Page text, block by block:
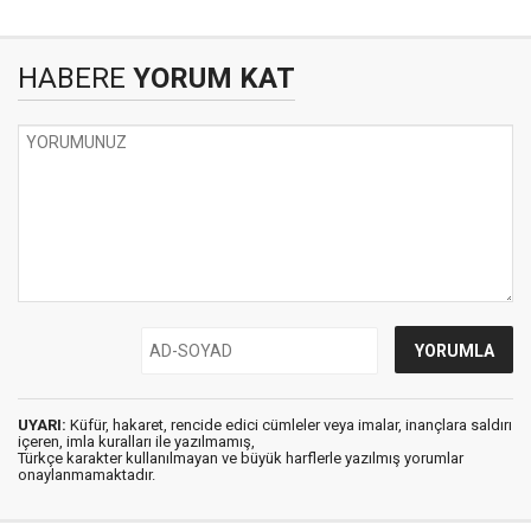
HABERE YORUM KAT
UYARI: Küfür, hakaret, rencide edici cümleler veya imalar, inançlara saldırı
içeren, imla kuralları ile yazılmamış,
Türkçe karakter kullanılmayan ve büyük harflerle yazılmış yorumlar
onaylanmamaktadır.